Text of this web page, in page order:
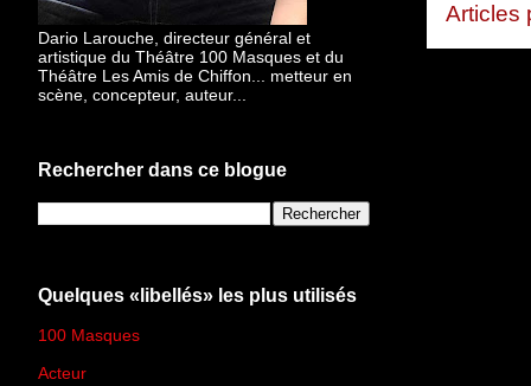
Articles
Dario Larouche, directeur général et
artistique du Théâtre 100 Masques et du
Théâtre Les Amis de Chiffon... metteur en
scène, concepteur, auteur...
Rechercher dans ce blogue
Quelques «libellés» les plus utilisés
100 Masques
Acteur